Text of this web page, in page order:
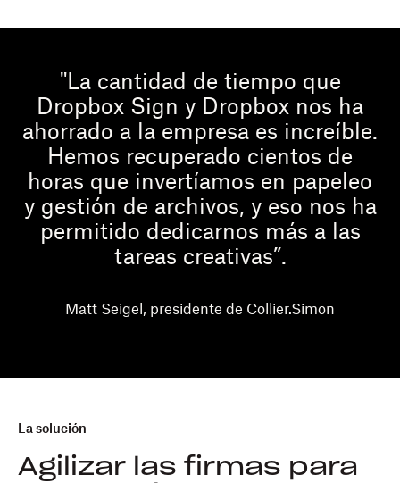
"La cantidad de tiempo que
Dropbox Sign y Dropbox nos ha
ahorrado a la empresa es increíble.
Hemos recuperado cientos de
horas que invertíamos en papeleo
y gestión de archivos, y eso nos ha
permitido dedicarnos más a las
tareas creativas”.
Matt Seigel, presidente de Collier.Simon
La solución
Agilizar las firmas para